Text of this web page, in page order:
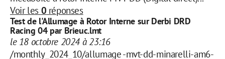
Voir les 0 réponses
Test de l'Allumage à Rotor Interne sur Derbi DRD
Racing 04 par Brieuc.lmt
le 18 octobre 2024 à 23:16
/monthly_2024_10/allumage -mvt-dd-minarelli-am6-